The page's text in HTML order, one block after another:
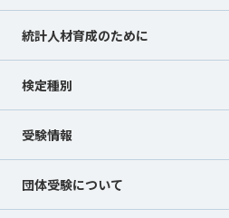
統計人材育成のために
検定種別
Show submenu for 検定種別
受験情報
Show submenu for 受験情報
団体受験について